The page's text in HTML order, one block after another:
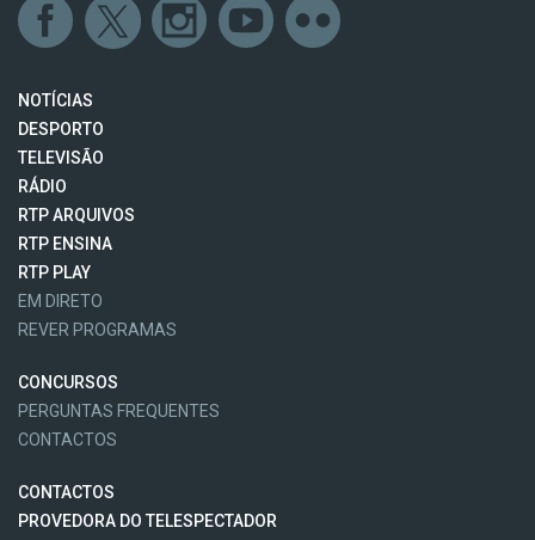
NOTÍCIAS
DESPORTO
TELEVISÃO
RÁDIO
RTP ARQUIVOS
RTP ENSINA
RTP PLAY
EM DIRETO
REVER PROGRAMAS
CONCURSOS
PERGUNTAS FREQUENTES
CONTACTOS
CONTACTOS
PROVEDORA DO TELESPECTADOR